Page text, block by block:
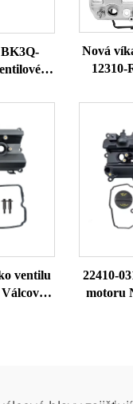
s
Nová
12310-
A10 pro
ventilu
22410-
motoru